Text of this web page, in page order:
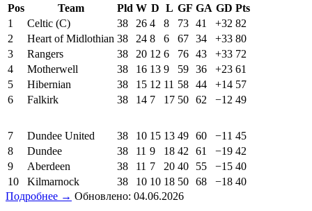
Pos
Team Pld W D L GF GA GD Pts
1
Celtic (C) 38 26 4 8 73 41 +32 82
2
Heart of Midlothian 38 24 8 6 67 34 +33 80
3
Rangers 38 20 12 6 76 43 +33 72
4
Motherwell 38 16 13 9 59 36 +23 61
5
Hibernian 38 15 12 11 58 44 +14 57
6
Falkirk 38 14 7 17 50 62 −12 49
7 Dundee United 38 10 15 13 49 60 −11 45
8
Dundee 38 11 9 18 42 61 −19 42
9
Aberdeen 38 11 7 20 40 55 −15 40
10
Kilmarnock 38 10 10 18 50 68 −18 40
Подробнее → Обновлено: 04.06.2026